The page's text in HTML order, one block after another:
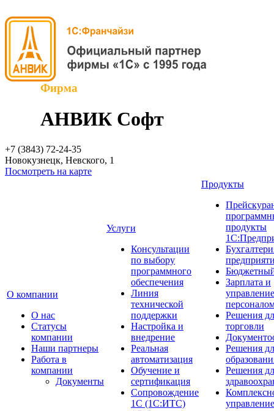
Фирма
АНВИК Софт
+7 (3843) 72-24-35
Новокузнецк, Невского, 1
Посмотреть на карте
О компании
О нас
Cтатусы
компании
Наши партнеры
Работа в
компании
Документы
Услуги
Консультации
по выбору
программного
обеспечения
Линия
технической
поддержки
Настройка и
внедрение
Реальная
автоматизация
Обучение и
сертификация
Сопровождение
1С (1С:ИТС)
Продукты
продукты
Зарплата и
управление
Решения
торговли
Решения
Решения
управление